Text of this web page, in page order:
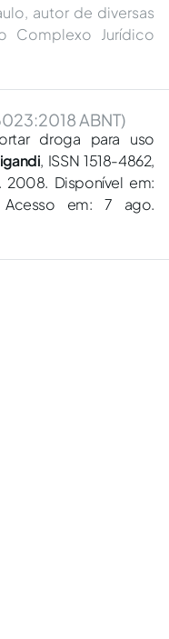
autor de diversas
Complexo Jurídico
ABNT)
droga para uso
, ISSN 1518-4862,
2008. Disponível em:
em: 7 ago.